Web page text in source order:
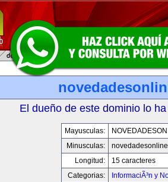
El dueño de este dominio lo
Mayusculas:
Minusculas:
Longitud:
15 caracteres
Categorias:
InformaciÃ³n y